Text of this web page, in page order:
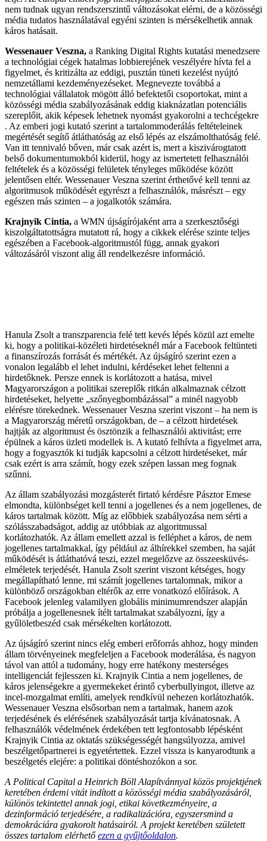
nem tudnak ugyan rendszerszintű változásokat elérni, de a közösségi
média tudatos használatával egyéni szinten is mérsékelhetik annak
káros hatásait.
Wessenauer Veszna, a Ranking Digital Rights kutatási menedzsere
a technológiai cégek hatalmas lobbierejének veszélyére hívta fel a
figyelmet, és kritizálta az eddigi, pusztán tüneti kezelést nyújtó
nemzetállami kezdeményezéseket. Megnevezte továbbá a
technológiai vállalatok mögött álló befektetői csoportokat, mint a
közösségi média szabályozásának eddig kiaknázatlan potenciális
szereplőit, akik képesek lehetnek nyomást gyakorolni a techcégekre
. Az emberi jogi kutató szerint a tartalommoderálás feltételeinek
megértését segítő átláthatóság az első lépés az elszámolthatóság felé.
Van itt tennivaló bőven, már csak azért is, mert a kiszivárogtatott
belső dokumentumokból kiderül, hogy az ismertetett felhasználói
feltételek és a közösségi felületek tényleges működése között
jelentősen eltér. Wessenauer Veszna szerint érthetővé kell tenni az
algoritmusok működését egyrészt a felhasználók, másrészt – egy
egészen más szinten – a jogalkotók számára.
Krajnyik Cintia, a WMN újságírójaként arra a szerkesztőségi
kiszolgáltatottságra mutatott rá, hogy a cikkek elérése szinte teljes
egészében a Facebook-algoritmustól függ, annak gyakori
változásáról viszont alig áll rendelkezésre információ.
Hanula Zsolt a transzparencia felé tett kevés lépés közül azt emelte
ki, hogy a politikai-közéleti hirdetéseknél már a Facebook feltünteti
a finanszírozás forrását és mértékét. Az újságíró szerint ezen a
vonalon legalább el lehet indulni, kérdéseket lehet feltenni a
hirdetőknek. Persze ennek is korlátozott a hatása, mivel
Magyarországon a politikai szereplők ritkán alkalmaznak célzott
hirdetéseket, helyette „szőnyegbombázással” a minél nagyobb
elérésre törekednek. Wessenauer Veszna szerint viszont – ha nem is
a Magyarország méretű országokban, de – a célzott hirdetések
hajtják az algoritmust és ösztönzik a felhasználói aktivitást; erre
épülnek a káros üzleti modellek is. A kutató felhívta a figyelmet arra,
hogy a fogyasztók ki tudják kapcsolni a célzott hirdetéseket, már
csak ezért is arra számít, hogy ezek szépen lassan meg fognak
szűnni.
Az állam szabályozási mozgásterét firtató kérdésre Pásztor Emese
elmondta, különbséget kell tenni a jogellenes és a nem jogellenes, de
káros tartalmak között. Míg az előbbiek szabályozása nem sérti a
szólásszabadságot, addig az utóbbiak az algoritmussal
korlátozhatók. Az állam emellett azzal is felléphet a káros, de nem
jogellenes tartalmakkal, így például az álhírekkel szemben, ha saját
működését is átláthatóvá teszi, ezzel megelőzve az összeesküvés-
elméletek terjedését. Hanula Zsolt szerint viszont kétséges, hogy
megállapítható lenne, mi számít jogellenes tartalomnak, mikor a
különböző országokban eltérők az erre vonatkozó előírások. A
Facebook jelenleg valamilyen globális minimumrendszer alapján
próbálja a jogellenesnek ítélt tartalmakat szabályozni, így a
gyűlöletbeszéd csak mérsékelten korlátozott.
Az újságíró szerint nincs elég emberi erőforrás ahhoz, hogy minden
állam törvényeinek megfeleljen a Facebook moderálása, és nagyon
távol van attól a tudomány, hogy erre hatékony mesterséges
intelligenciát fejlesszen ki. Krajnyik Cintia a nem jogellenes, de
káros jelenségekre a gyermekeket érintő cyberbullyingot, illetve az
incel-mozgalmat említi, amelyek rendkívül nehezen korlátozhatók.
Wessenauer Veszna elsősorban nem a tartalmak, hanem azok
terjedésének és elérésének szabályozását tartja kívánatosnak. A
felhasználók védelmének érdekében tett legfontosabb lépésként
Krajnyik Cintia az oktatás szükségességét hangsúlyozza, amivel
beszélgetőpartnerei is egyetértettek. Ezzel vissza is kanyarodtunk a
beszélgetés elejére: a politikai döntéshozókon a sor.
A Political Capital a Heinrich Böll Alapítvánnyal közös projektjének
keretében érdemi vitát indított a közösségi média szabályozásáról,
különös tekintettel annak jogi, etikai következményeire, a
dezinformáció terjedésére, a radikalizációra, egyszersmind a
demokráciára gyakorolt hatásairól. A projekt keretében született
összes tartalom elérhetőezen a gyűjtőoldalon.